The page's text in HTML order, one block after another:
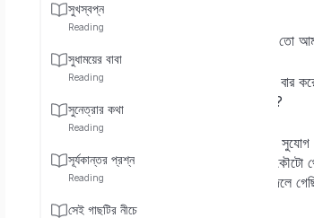
সুখস্বপ্ন
Reading
সুধাময়ের বাবা
Reading
সুনেত্রার কথা
Reading
সূর্যকান্তর প্রশ্ন
Reading
সেই গাছটির নীচে
কান্তি বলল, কী যে বলো! এটাই তো
পকেট থেকে একটা টিনের কৌটো বার
তুমি কি বিড়ি-সিগারেট খাও নাকি?
আমি সিগারেট টানি, বিড়ি খাওয়ার
দিই। পরক্ষণেই মত বদলে তার কৌটো
দেখা। আমরা দুজনেই অনেক বদলে